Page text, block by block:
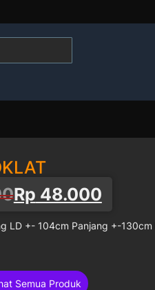
Rp 48.000
LD +- 104cm Panjang +-
Semua Produk